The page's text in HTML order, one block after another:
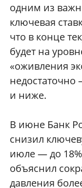
одним из
ключевая
что в конце
будет на
«оживления
и ниже.
В июне Банк
снизил
июле — до
объяснил
давления